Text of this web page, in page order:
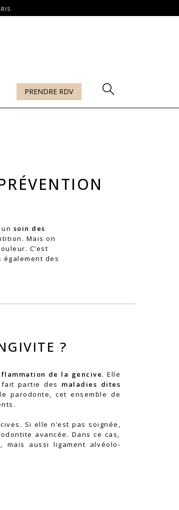
PRENDRE RDV
soin des
Mais on
C’est
des
?
de la gencive. Elle
partie des maladies dites
parodonte, cet ensemble de
Si elle n’est pas soignée,
avancée. Dans ce cas,
mais aussi ligament alvéolo-